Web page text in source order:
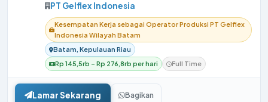
PT Gelflex Indonesia
Kesempatan Kerja sebagai Operator Produksi PT Gelflex
Indonesia Wilayah Batam
Batam, Kepulauan Riau
Rp 145,5rb – Rp 276,8rb per hari
Full Time
Lamar Sekarang Bagikan